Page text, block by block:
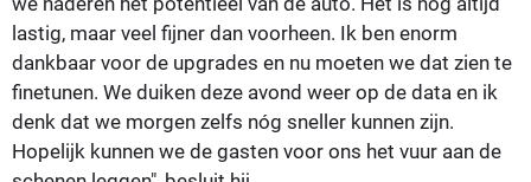
lastig, maar veel fijner dan voorheen. Ik ben enorm
dankbaar voor de upgrades en nu moeten we dat zien te
finetunen. We duiken deze avond weer op de data en ik
denk dat we morgen zelfs nóg sneller kunnen zijn.
Hopelijk kunnen we de gasten voor ons het vuur aan de